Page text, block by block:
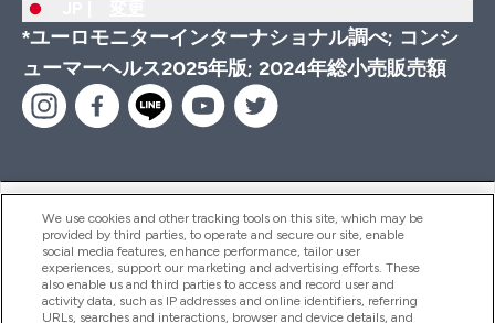
*ユーロモニターインターナショナル調べ; コンシ
ューマーヘルス2025年版; 2024年総小売販売額
ヘルプ＆ガイド
商品について
We use cookies and other tracking tools on this site, which may be
provided by third parties, to operate and secure our site, enable
social media features, enhance performance, tailor user
experiences, support our marketing and advertising efforts. These
also enable us and third parties to access and record user and
activity data, such as IP addresses and online identifiers, referring
URLs, searches and interactions, browser and device details, and